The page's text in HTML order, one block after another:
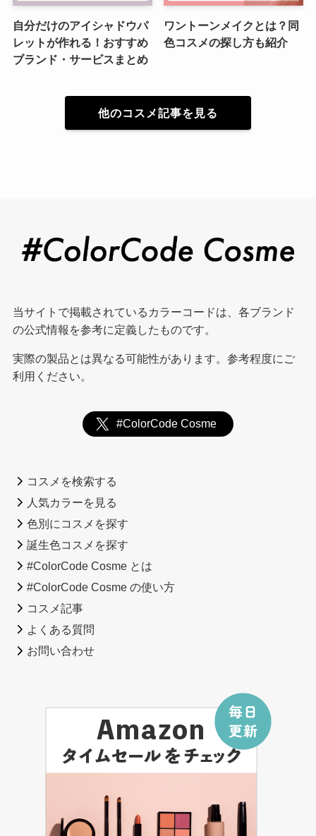
自分だけのアイシャドウパ
レットが作れる！おすすめ
ブランド・サービスまとめ
ワントーンメイクとは？同
色コスメの探し方も紹介
他のコスメ記事を見る
当サイトで掲載されているカラーコードは、各ブランド
の公式情報を参考に定義したものです。
実際の製品とは異なる可能性があります。参考程度にご
利用ください。
#ColorCode Cosme
コスメを検索する
人気カラーを見る
色別にコスメを探す
誕生色コスメを探す
#ColorCode Cosme とは
#ColorCode Cosme の使い方
コスメ記事
よくある質問
お問い合わせ